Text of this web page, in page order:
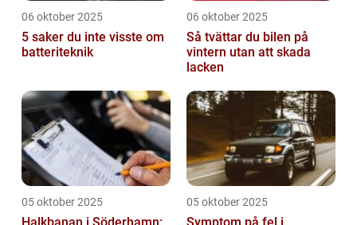
06 oktober 2025
5 saker du inte visste om
batteriteknik
06 oktober 2025
Så tvättar du bilen på
vintern utan att skada
lacken
05 oktober 2025 05 oktober 2025